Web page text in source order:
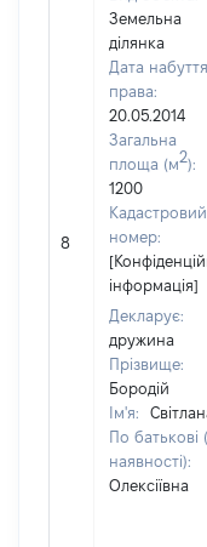
8
Земельна
ділянка
Дата набуття
права:
20.05.2014
Загальна
площа (м2):
1200
Кадастровий
номер:
інформація]
Декларує:
дружина
Прізвище:
Бородій
Ім'я:
По батькові
наявності):
Олексіївна